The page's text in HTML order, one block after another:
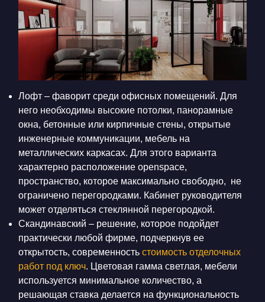
Лофт – фаворит среди офисных помещений. Для
него необходимы высокие потолки, панорамные
окна, бетонные или кирпичные стены, открытые
инженерные коммуникации, мебель на
металлических каркасах. Для этого варианта
характерно расположение оpenspace,
пространство, которое максимально свободно, не
ограничено перегородками. Кабинет руководителя
может отделяться стеклянной перегородкой.
Скандинавский – решение, которое подойдет
практически любой фирме, подчеркнув ее
открытость, современность стоимость отделочных
работ под ключ. Цветовая гамма светлая, мебели
используется минимальное количество, а
решающая ставка делается на функциональность